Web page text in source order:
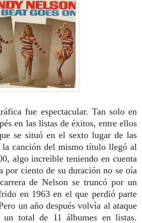
fue espectacular. Tan solo en
en las listas de éxitos, entre ellos
se situó en el sexto lugar de las
canción del mismo título llegó al
algo increible teniendo en cuenta
por ciento de su duración no se oía
de Nelson se truncó por un
en 1963 en el que perdió parte
un año después volvía al ataque
total de 11 álbumes en listas.